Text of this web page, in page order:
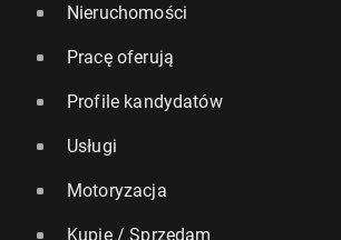
Nieruchomości
Pracę oferują
Profile kandydatów
Usługi
Motoryzacja
Kupię / Sprzedam